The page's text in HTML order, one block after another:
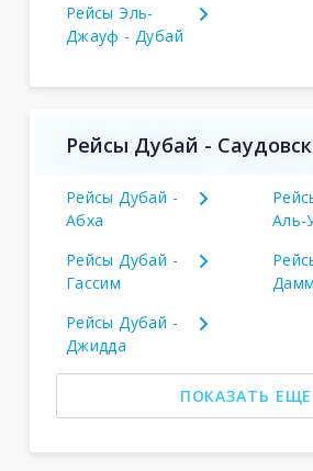
Рейсы Эль-
Джауф - Дубай
Рейсы Дубай -
Рейсы Дубай -
Абха
Аль-
Рейсы Дубай -
Гассим
Рейсы Дубай -
Джидда
ПОКАЗАТЬ ЕЩЕ